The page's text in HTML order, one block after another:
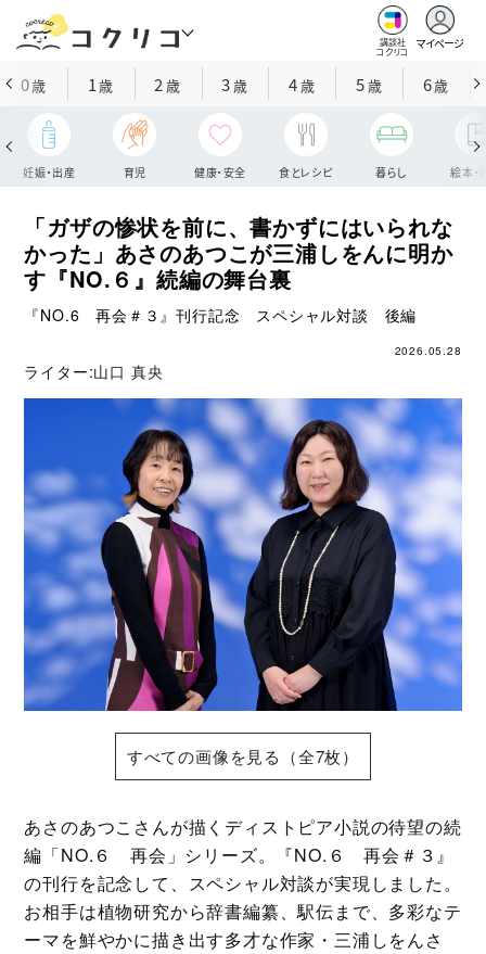
講談社
コクリコ
マイページ
0歳 1歳 2 歳 3歳 4歳 5歳 6歳
妊娠・出産 育児 健康・安全 食とレシピ 暮らし 絵本・
「ガザの惨状を前に、書かずにはいられな
かった」あさのあつこが三浦しをんに明か
す『NO.６』続編の舞台裏
『NO.6 再会＃３』刊行記念 スペシャル対談 後編
2026.05.28
ライター:山口 真央
すべての画像を見る（全7枚）
あさのあつこさんが描くディストピア小説の待望の続
編「NO.６ 再会」シリーズ。『NO.６ 再会＃３』
の刊行を記念して、スペシャル対談が実現しました。
お相手は植物研究から辞書編纂、駅伝まで、多彩なテ
ーマを鮮やかに描き出す多才な作家・三浦しをんさ